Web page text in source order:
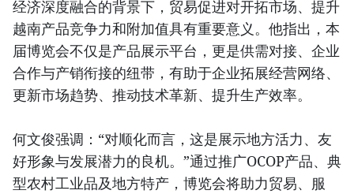
经济深度融合的背景下，贸易促进对开拓市场、提升
越南产品竞争力和附加值具有重要意义。他指出，本
届博览会不仅是产品展示平台，更是供需对接、企业
合作与产销衔接的纽带，有助于企业拓展经营网络、
更新市场趋势、推动技术革新、提升生产效率。
何文俊强调：“对顺化而言，这是展示地方活力、友
好形象与发展潜力的良机。”通过推广OCOP产品、典
型农村工业品及地方特产，博览会将助力贸易、服